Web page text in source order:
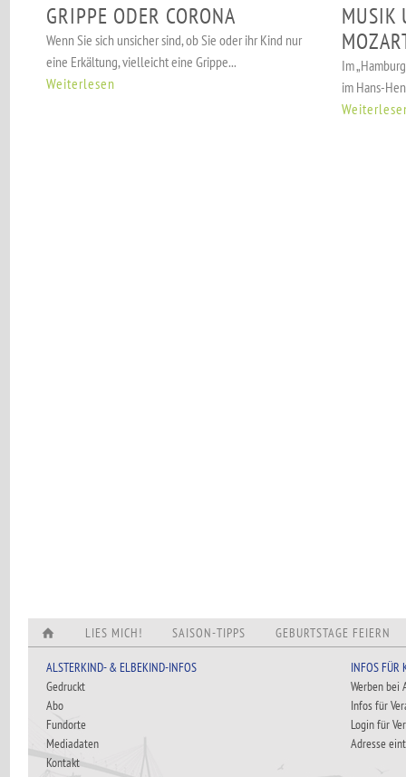
GRIPPE ODER CORONA
Wenn Sie sich unsicher sind, ob Sie oder ihr Kind nur
eine Erkältung, vielleicht eine Grippe...
Weiterlesen
MUSIK
Im
im Hans-
LIES MICH! SAISON-TIPPS GEBURTSTAGE FEIERN
ALSTERKIND- & ELBEKIND-INFOS
Gedruckt
Abo
Fundorte
Mediadaten
Kontakt
INFOS FÜR
Werben bei
Infos für
Login für
Adresse